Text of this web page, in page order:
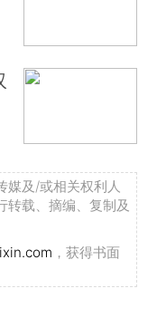
媒及/或相关权利人
转载、摘编、复制及
，获得书面